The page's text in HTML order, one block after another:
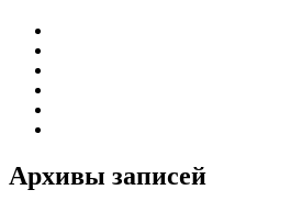
Архивы записей